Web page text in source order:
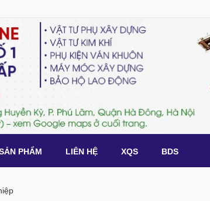
PHẨM LIÊN HỆ XQS BDS